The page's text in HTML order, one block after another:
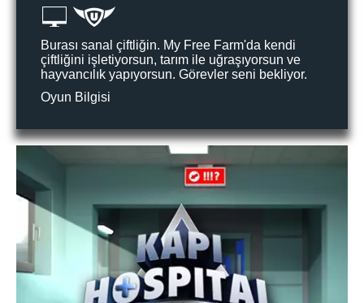
Burası sanal çiftliğin. My Free Farm'da kendi
çiftliğini işletiyorsun, tarım ile uğraşıyorsun ve
hayvancılık yapıyorsun. Görevler seni bekliyor.
Oyun Bilgisi